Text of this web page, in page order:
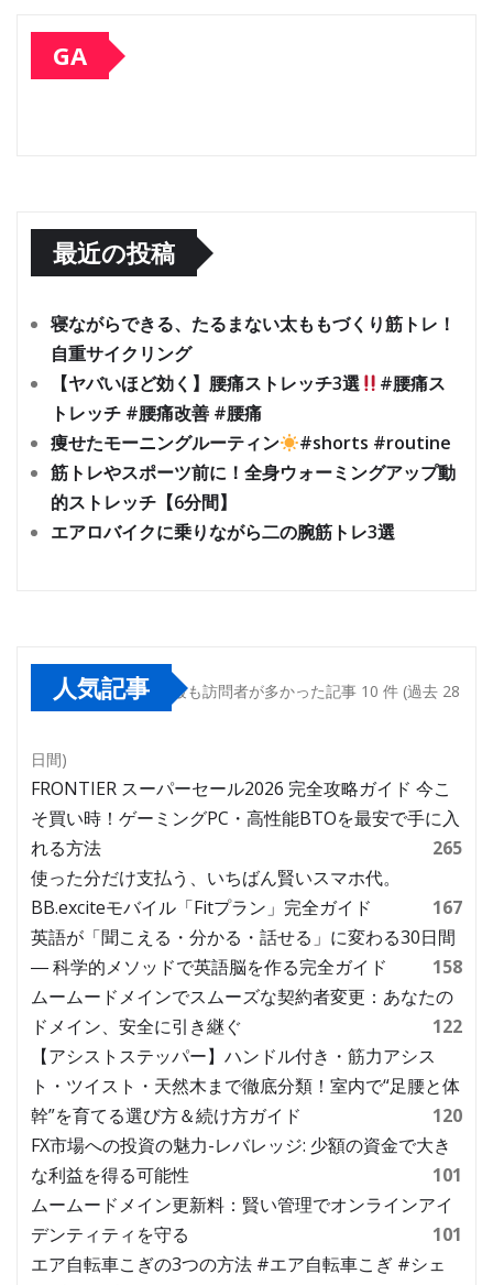
GA
最近の投稿
寝ながらできる、たるまない太ももづくり筋トレ！
自重サイクリング
【ヤバいほど効く】腰痛ストレッチ3選
#腰痛ス
トレッチ #腰痛改善 #腰痛
痩せたモーニングルーティン
#shorts #routine
筋トレやスポーツ前に！全身ウォーミングアップ動
的ストレッチ【6分間】
エアロバイクに乗りながら二の腕筋トレ3選
人気記事 最も訪問者が多かった記事 10 件 (過去 28
日間)
FRONTIER スーパーセール2026 完全攻略ガイド 今こ
そ買い時！ゲーミングPC・高性能BTOを最安で手に入
れる方法
265
使った分だけ支払う、いちばん賢いスマホ代。
BB.exciteモバイル「Fitプラン」完全ガイド
167
英語が「聞こえる・分かる・話せる」に変わる30日間
― 科学的メソッドで英語脳を作る完全ガイド
158
ムームードメインでスムーズな契約者変更：あなたの
ドメイン、安全に引き継ぐ
122
【アシストステッパー】ハンドル付き・筋力アシス
ト・ツイスト・天然木まで徹底分類！室内で“足腰と体
幹”を育てる選び方＆続け方ガイド
120
FX市場への投資の魅力-レバレッジ: 少額の資金で大き
な利益を得る可能性
101
ムームードメイン更新料：賢い管理でオンラインアイ
デンティティを守る
101
エア自転車こぎの3つの方法 #エア自転車こぎ #シェ